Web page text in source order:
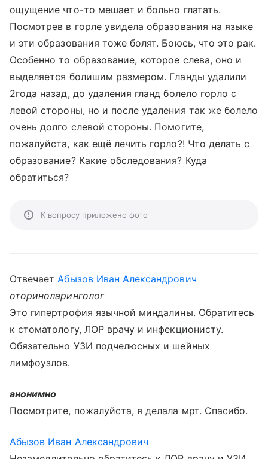
ощущение что-то мешает и больно глатать.
Посмотрев в горле увидела образования на языке
и эти образования тоже болят. Боюсь, что это рак.
Особенно то образование, которое слева, оно и
выделяется болишим размером. Гланды удалили
2года назад, до удаления гланд болело горло с
левой стороны, но и после удаления так же болело
очень долго слевой стороны. Помогите,
пожалуйста, как ещё лечить горло?! Что делать с
образование? Какие обследования? Куда
обратиться?
К вопросу приложено фото
ОтвечаетАбызов Иван Александрович
оториноларинголог
Это гипертрофия язычной миндалины. Обратитесь
к стоматологу, ЛОР врачу и инфекционисту.
Обязательно УЗИ подчелюсных и шейных
лимфоузлов.
анонимно
Посмотрите, пожалуйста, я делала мрт. Спасибо.
Абызов Иван Александрович